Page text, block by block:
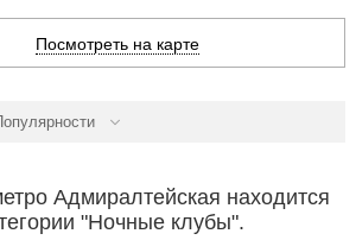
Посмотреть на карте
Адмиралтейская находится
"Ночные клубы".